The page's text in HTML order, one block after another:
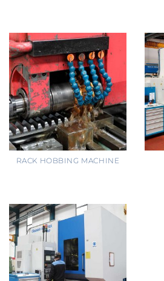
RACK HOBBING MACHINE